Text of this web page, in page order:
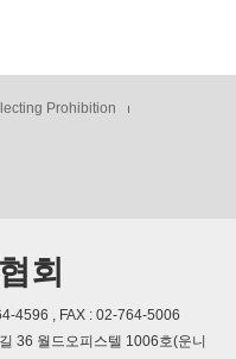
Prohibition
회
4596 , FAX : 02-764-5006
36 월드오피스텔 1006호(운니